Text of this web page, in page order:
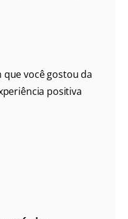
que você gostou da
positiva